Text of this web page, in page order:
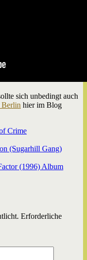
sich unbedingt auch
Berlin hier im Blog
Crime
(Sugarhill Gang)
(1996) Album
Erforderliche